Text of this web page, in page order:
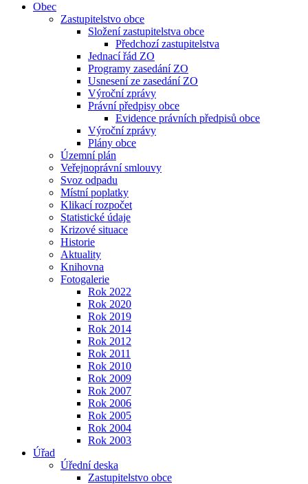
Obec
Zastupitelstvo obce
Složení zastupitelstva obce
Předchozí zastupitelstva
Jednací řád ZO
Programy zasedání ZO
Usnesení ze zasedání ZO
Výroční zprávy
Právní předpisy obce
Evidence právních předpisů obce
Výroční zprávy
Plány obce
Územní plán
Veřejnoprávní smlouvy
Svoz odpadu
Místní poplatky
Klikací rozpočet
Statistické údaje
Krizové situace
Historie
Aktuality
Knihovna
Fotogalerie
Rok 2022
Rok 2020
Rok 2019
Rok 2014
Rok 2012
Rok 2011
Rok 2010
Rok 2009
Rok 2007
Rok 2006
Rok 2005
Rok 2004
Rok 2003
Úřad
Úřední deska
Zastupitelstvo obce